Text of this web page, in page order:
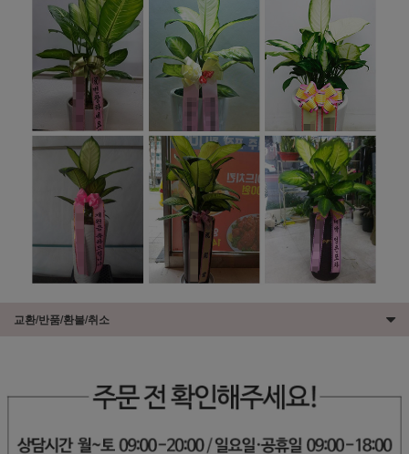
교환/반품/환불/취소